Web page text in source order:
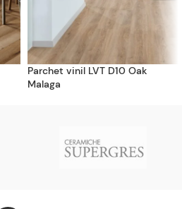
Parchet vinil LVT D10 Oak
Malaga